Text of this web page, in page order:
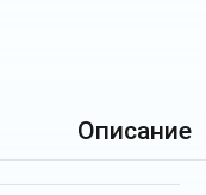
Описание